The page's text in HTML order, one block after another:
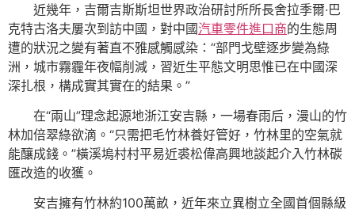
近幾年，吉爾吉斯斯坦世界政治研討所所長舍拉季爾·巴
克特古洛夫屢次到訪中國，對中國汽車零件進口商的生態周
遭的狀況之變有著直不雅感觸感染：“部門戈壁逐步變為綠
洲，城市霧霾年夜幅削減，習近生平態文明思惟已在中國深
深扎根，構成實其實在的結果。”
在“兩山”理念起源地浙江安吉縣，一場春雨后，漫山的竹
林加倍翠綠欲滴。“只需把毛竹林養好管好，竹林里的空氣就
能釀成錢。”橫溪塢村村平易近裘松偉高興地談起介入竹林碳
匯改造的收獲。
安吉擁有竹林約100萬畝，近年來立異樹立全國首個縣級